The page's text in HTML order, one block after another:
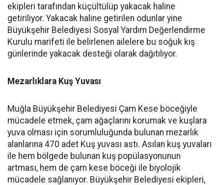
ekipleri tarafından küçültülüp yakacak haline
getiriliyor. Yakacak haline getirilen odunlar yine
Büyükşehir Belediyesi Sosyal Yardım Değerlendirme
Kurulu marifeti ile belirlenen ailelere bu soğuk kış
günlerinde yakacak desteği olarak dağıtılıyor.
Mezarlıklara Kuş Yuvası
Muğla Büyükşehir Belediyesi Çam Kese böceğiyle
mücadele etmek, çam ağaçlarını korumak ve kuşlara
yuva olması için sorumluluğunda bulunan mezarlık
alanlarına 470 adet Kuş yuvası astı. Asılan kuş yuvaları
ile hem bölgede bulunan kuş popülasyonunun
artması, hem de çam kese böceği ile biyolojik
mücadele sağlanıyor. Büyükşehir Belediyesi ekipleri,